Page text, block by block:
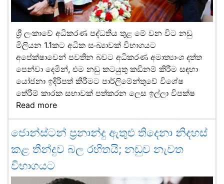
ශ්‍රී ලංකාවේ අධිකරණ පද්ධතිය තුළ මේ වන විට නඩු
මිලියන 1.1කට අධික සංඛ්‍යාවක් විභාගයට
අපේක්ෂාවෙන් පවතින බවට අධිකරණ අමාත්‍යාංශ දත්ත
පෙන්වා දෙමින්, එම නඩු කටයුතු කඩිනම් කිරීම සඳහා
යෝජනා ඉදිරිපත් කිරීමට පාර්ලිමේන්තුවේ විශේෂ
තේරීම් කාරක සභාවක් පත්කරන ලෙස ඉල්ලා විපක්ෂ
Read more
ජොන්ස්ටන් ප්‍රනාන්දු ඇතුළු තිදෙනා නිදහස්
කළ තීන්දුව බල රහිතයි; නඩුව නැවත
විභාගයට